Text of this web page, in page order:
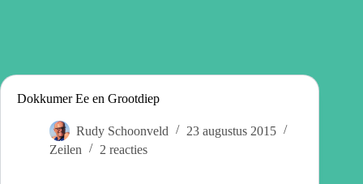
Dokkumer Ee en Grootdiep
Rudy Schoonveld
23 augustus 2015
Zeilen
2 reacties